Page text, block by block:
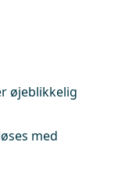
øjeblikkelig
med